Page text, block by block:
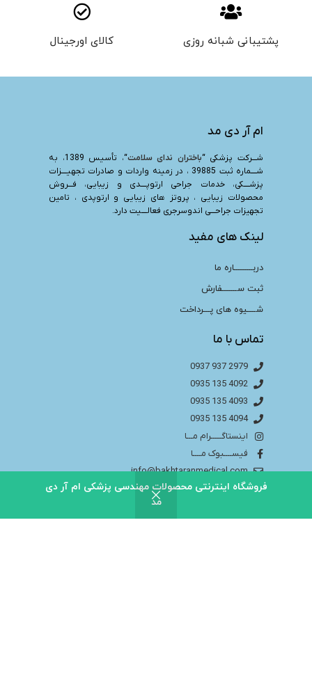
فروشگاه اینترنتی محصولات مهندسی پزشکی ام آر دی
مد
پشتیبانی شبانه روزی کالای اورجینال
ام آر دی مد
شـــرکت پزشکی “باختران ندای سلامت
“، تأسیس 1389، به
شــــماره ثبت 39885 ، در زمینه واردات و صادرات تجهیــــزات
پزشــــکی، خدمات جراحی ارتوپــــدی و زیبایی، فـــروش
محصولات زیبایی ، پروتز های زیبایی و ارتوپدی ، تامین
تجهیزات جراحـــی اندوسرجری فعالــــیت دارد.
لینک های مفید
دربـــــــــاره ما
ثبت ســـــــفارش
شــــیوه های پـــرداخت
تماس با ما
2979 937 0937
4092 135 0935
4093 135 0935
4094 135 0935
اینستاگـــــرام مـــا
فیســــبوک مــــا
info@bakhtaranmedical.com